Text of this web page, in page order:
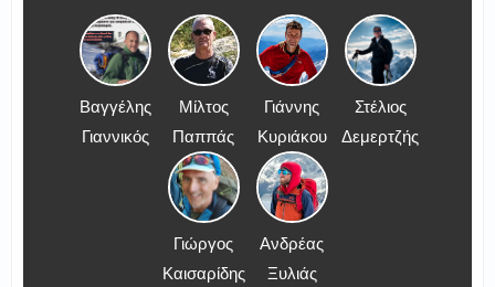
Βαγγέλης
Γιαννικός
Μίλτος
Παππάς
Γιάννης
Κυριάκου
Στέλιος
Δεμερτζής
Γιώργος
Καισαρίδης
Ανδρέας
Ξυλιάς